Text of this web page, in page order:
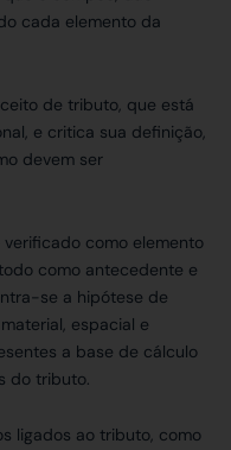
cada elemento da
de tributo, que está
e critica sua definição,
devem ser
como elemento
como antecedente e
se a hipótese de
espacial e
a base de cálculo
do tributo.
ligados ao tributo, como